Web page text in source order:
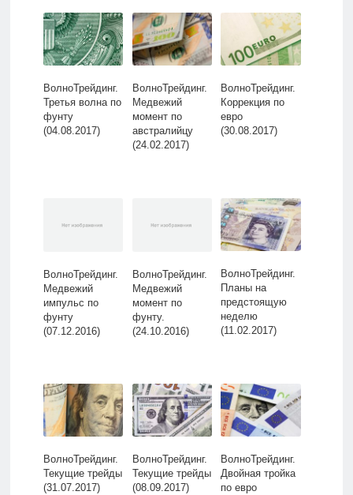
ВолноТрейдинг.
Третья волна по
фунту
(04.08.2017)
ВолноТрейдинг.
Медвежий
момент по
австралийцу
(24.02.2017)
ВолноТрейдинг.
Коррекция по
евро
(30.08.2017)
ВолноТрейдинг.
Медвежий
импульс по
фунту
(07.12.2016)
ВолноТрейдинг.
Медвежий
момент по
фунту.
(24.10.2016)
ВолноТрейдинг.
Планы на
предстоящую
неделю
(11.02.2017)
ВолноТрейдинг.
Текущие трейды
(31.07.2017)
ВолноТрейдинг.
Текущие трейды
(08.09.2017)
ВолноТрейдинг.
Двойная тройка
по евро